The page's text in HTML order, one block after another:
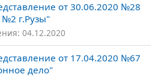
от 30.06.2020 №28
г.Рузы"
04.12.2020
от 17.04.2020 №67
дело"